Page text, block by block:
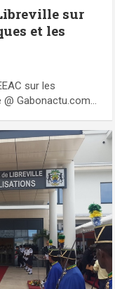
sur
et les
sur les
Gabonactu.com…